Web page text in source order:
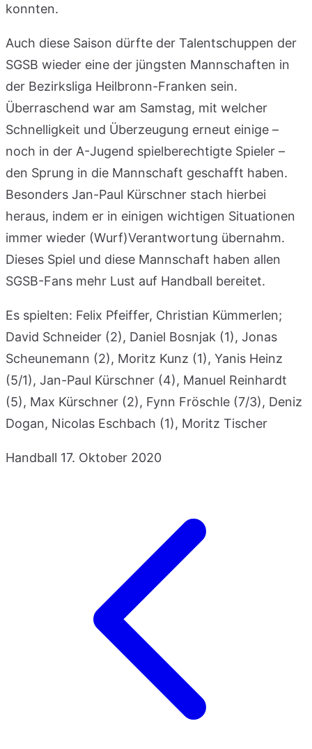
konnten.
Auch diese Saison dürfte der Talentschuppen der
SGSB wieder eine der jüngsten Mannschaften in
der Bezirksliga Heilbronn-Franken sein.
Überraschend war am Samstag, mit welcher
Schnelligkeit und Überzeugung erneut einige –
noch in der A-Jugend spielberechtigte Spieler –
den Sprung in die Mannschaft geschafft haben.
Besonders Jan-Paul Kürschner stach hierbei
heraus, indem er in einigen wichtigen Situationen
immer wieder (Wurf)Verantwortung übernahm.
Dieses Spiel und diese Mannschaft haben allen
SGSB-Fans mehr Lust auf Handball bereitet.
Es spielten: Felix Pfeiffer, Christian Kümmerlen;
David Schneider (2), Daniel Bosnjak (1), Jonas
Scheunemann (2), Moritz Kunz (1), Yanis Heinz
(5/1), Jan-Paul Kürschner (4), Manuel Reinhardt
(5), Max Kürschner (2), Fynn Fröschle (7/3), Deniz
Dogan, Nicolas Eschbach (1), Moritz Tischer
Handball 17. Oktober 2020